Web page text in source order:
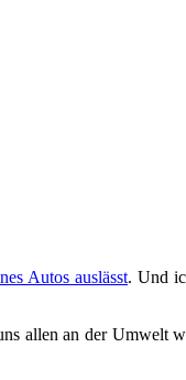
Autos auslässt. Und
allen an der Umwelt